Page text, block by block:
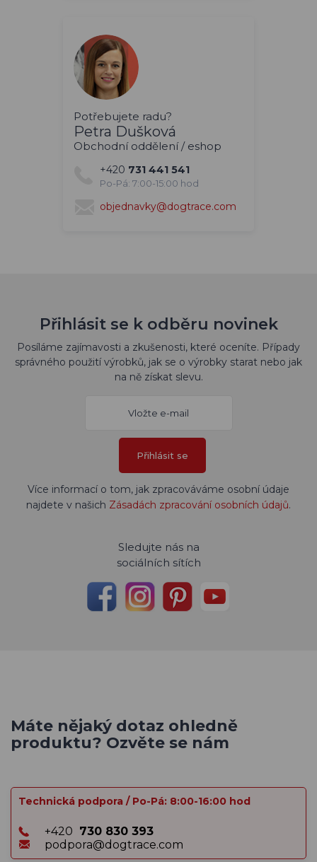
Potřebujete radu?
Petra Dušková
Obchodní oddělení / eshop
+420 731 441 541
Po-Pá: 7:00-15:00 hod
objednavky@dogtrace.com
Přihlásit se k odběru novinek
Posíláme zajímavosti a zkušenosti, které oceníte. Případy
správného použití výrobků, jak se o výrobky starat nebo jak
na ně získat slevu.
Přihlásit se
Více informací o tom, jak zpracováváme osobní údaje
najdete v našich Zásadách zpracování osobních údajů.
Sledujte nás na
sociálních sítích
Máte nějaký dotaz ohledně
produktu? Ozvěte se nám
Technická podpora / Po-Pá: 8:00-16:00 hod
+420 730 830 393
podpora@dogtrace.com